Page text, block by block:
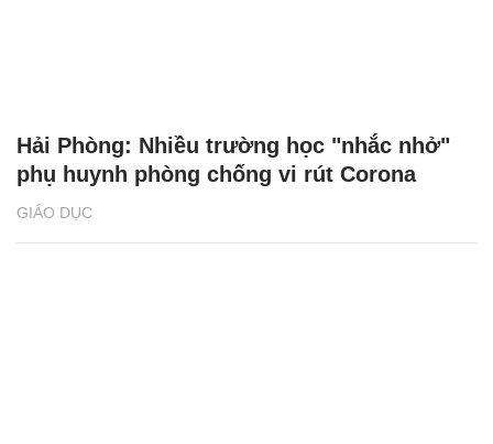
GIÁO DỤC
Hải Phòng: Nhiều trường học "nhắc nhở"
phụ huynh phòng chống vi rút Corona